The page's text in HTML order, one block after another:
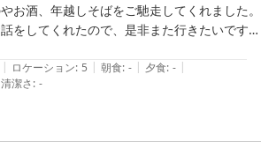
お酒、年越しそばをご馳走してくれました。
をしてくれたので、是非また行きたいです。
も良いです。
| ロケーション: 5 | 朝食: - | 夕食: - |
清潔さ: -